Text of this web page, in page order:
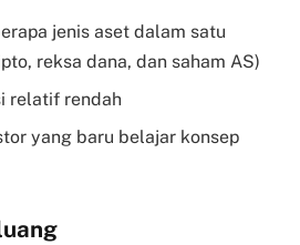
jenis aset dalam satu
reksa dana, dan saham AS)
relatif rendah
yang baru belajar konsep